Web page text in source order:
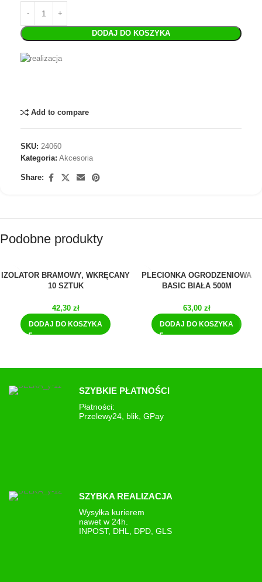
DODAJ DO KOSZYKA
Add to compare
SKU: 24060
Kategoria: Akcesoria
Share:
Podobne produkty
IZOLATOR BRAMOWY, WKRĘCANY
10 SZTUK
42,30 zł
DODAJ DO KOSZYKA
PLECIONKA OGRODZENIOWA
BASIC BIAŁA 500M
63,00 zł
DODAJ DO KOSZYKA
SZYBKIE PŁATNOŚCI
Płatności:
Przelewy24, blik, GPay
SZYBKA REALIZACJA
Wysyłka kurierem
nawet w 24h.
INPOST, DHL, DPD, GLS